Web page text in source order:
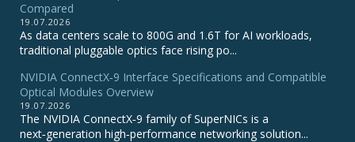
Compared
19.07.2026
As data centers scale to 800G and 1.6T for AI workloads,
traditional pluggable optics face rising po...
NVIDIA ConnectX‑9 Interface Specifications and Compatible
Optical Modules Overview
19.07.2026
The NVIDIA ConnectX‑9 family of SuperNICs is a
next‑generation high‑performance networking solution...